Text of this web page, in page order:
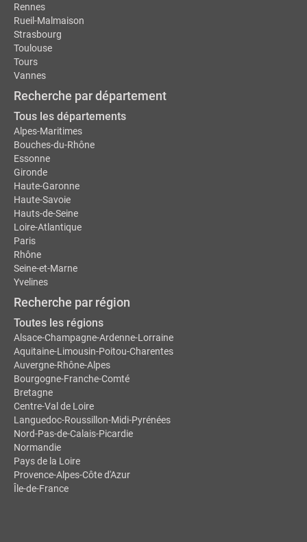
Rennes
Rueil-Malmaison
Strasbourg
Toulouse
Tours
Vannes
Recherche par département
Tous les départements
Alpes-Maritimes
Bouches-du-Rhône
Essonne
Gironde
Haute-Garonne
Haute-Savoie
Hauts-de-Seine
Loire-Atlantique
Paris
Rhône
Seine-et-Marne
Yvelines
Recherche par région
Toutes les régions
Alsace-Champagne-Ardenne-Lorraine
Aquitaine-Limousin-Poitou-Charentes
Auvergne-Rhône-Alpes
Bourgogne-Franche-Comté
Bretagne
Centre-Val de Loire
Languedoc-Roussillon-Midi-Pyrénées
Nord-Pas-de-Calais-Picardie
Normandie
Pays de la Loire
Provence-Alpes-Côte d'Azur
Île-de-France